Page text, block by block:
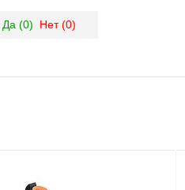
Да (0) Нет (0)